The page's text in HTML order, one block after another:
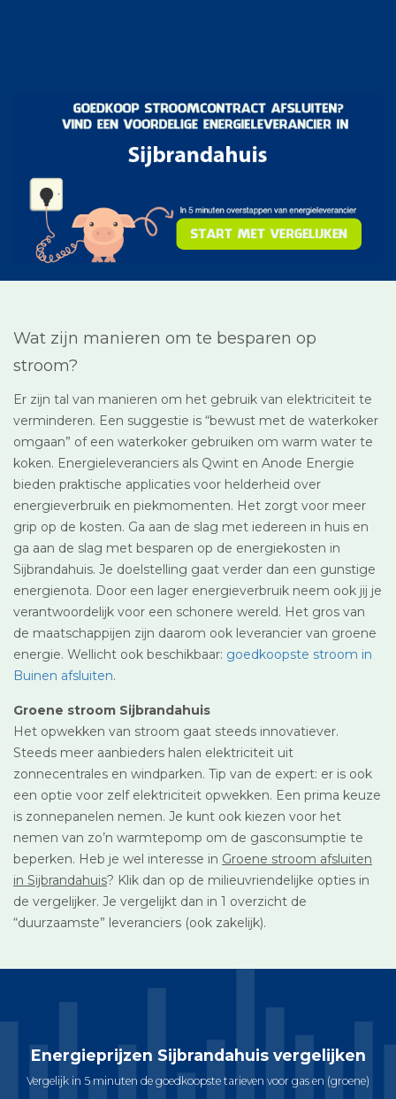
Wat zijn manieren om te besparen op
stroom?
Er zijn tal van manieren om het gebruik van elektriciteit te
verminderen. Een suggestie is “bewust met de waterkoker
omgaan” of een waterkoker gebruiken om warm water te
koken. Energieleveranciers als Qwint en Anode Energie
bieden praktische applicaties voor helderheid over
energieverbruik en piekmomenten. Het zorgt voor meer
grip op de kosten. Ga aan de slag met iedereen in huis en
ga aan de slag met besparen op de energiekosten in
Sijbrandahuis. Je doelstelling gaat verder dan een gunstige
energienota. Door een lager energieverbruik neem ook jij je
verantwoordelijk voor een schonere wereld. Het gros van
de maatschappijen zijn daarom ook leverancier van groene
energie. Wellicht ook beschikbaar: goedkoopste stroom in
Buinen afsluiten.
Groene stroom Sijbrandahuis
Het opwekken van stroom gaat steeds innovatiever.
Steeds meer aanbieders halen elektriciteit uit
zonnecentrales en windparken. Tip van de expert: er is ook
een optie voor zelf elektriciteit opwekken. Een prima keuze
is zonnepanelen nemen. Je kunt ook kiezen voor het
nemen van zo’n warmtepomp om de gasconsumptie te
beperken. Heb je wel interesse in Groene stroom afsluiten
in Sijbrandahuis? Klik dan op de milieuvriendelijke opties in
de vergelijker. Je vergelijkt dan in 1 overzicht de
“duurzaamste” leveranciers (ook zakelijk).
Energieprijzen Sijbrandahuis vergelijken
Vergelijk in 5 minuten de goedkoopste tarieven voor gas en (groene)